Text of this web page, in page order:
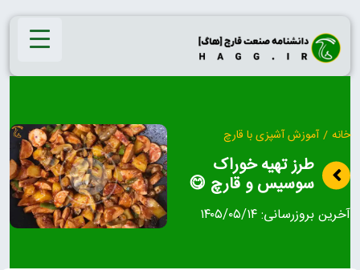
Skip
content
خانه / آموزش آشپزی با قارچ
طرز تهیه خوراک
سوسیس و قارچ 😋
آخرین بروزرسانی:۱۴۰۵/۰۵/۱۴